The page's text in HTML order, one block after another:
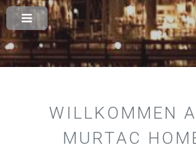
WILLKOMMEN
MURTAC